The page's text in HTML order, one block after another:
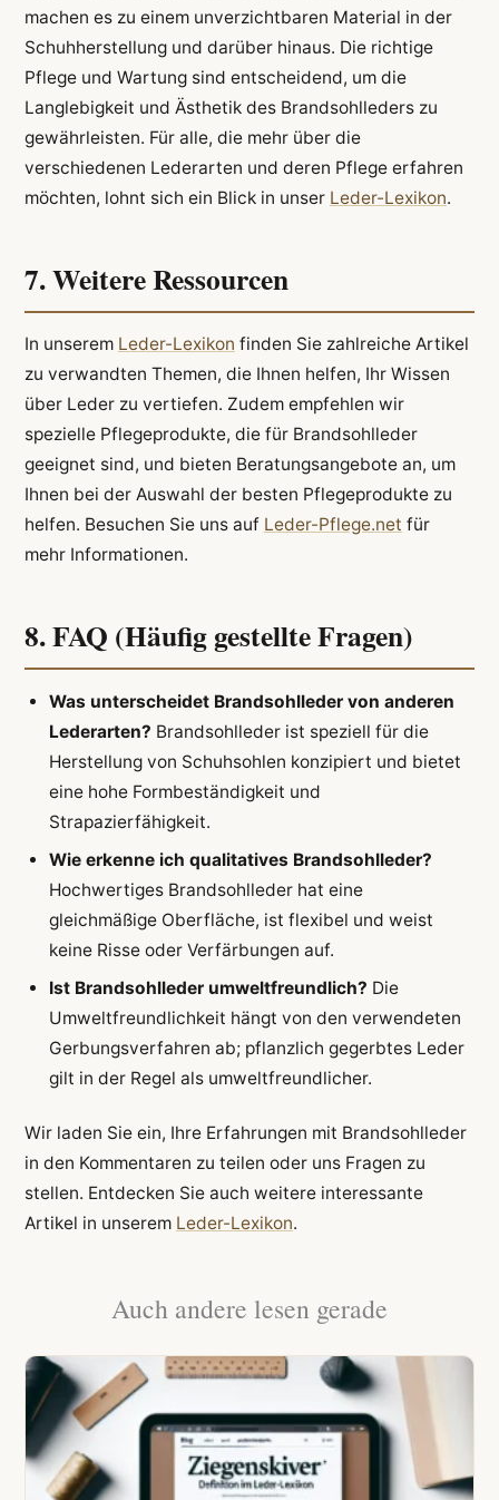
machen es zu einem unverzichtbaren Material in der
Schuhherstellung und darüber hinaus. Die richtige
Pflege und Wartung sind entscheidend, um die
Langlebigkeit und Ästhetik des Brandsohlleders zu
gewährleisten. Für alle, die mehr über die
verschiedenen Lederarten und deren Pflege erfahren
möchten, lohnt sich ein Blick in unser Leder-Lexikon.
7. Weitere Ressourcen
In unserem Leder-Lexikon finden Sie zahlreiche Artikel
zu verwandten Themen, die Ihnen helfen, Ihr Wissen
über Leder zu vertiefen. Zudem empfehlen wir
spezielle Pflegeprodukte, die für Brandsohlleder
geeignet sind, und bieten Beratungsangebote an, um
Ihnen bei der Auswahl der besten Pflegeprodukte zu
helfen. Besuchen Sie uns auf Leder-Pflege.net für
mehr Informationen.
8. FAQ (Häufig gestellte Fragen)
Was unterscheidet Brandsohlleder von anderen
Lederarten? Brandsohlleder ist speziell für die
Herstellung von Schuhsohlen konzipiert und bietet
eine hohe Formbeständigkeit und
Strapazierfähigkeit.
Wie erkenne ich qualitatives Brandsohlleder?
Hochwertiges Brandsohlleder hat eine
gleichmäßige Oberfläche, ist flexibel und weist
keine Risse oder Verfärbungen auf.
Ist Brandsohlleder umweltfreundlich? Die
Umweltfreundlichkeit hängt von den verwendeten
Gerbungsverfahren ab; pflanzlich gegerbtes Leder
gilt in der Regel als umweltfreundlicher.
Wir laden Sie ein, Ihre Erfahrungen mit Brandsohlleder
in den Kommentaren zu teilen oder uns Fragen zu
stellen. Entdecken Sie auch weitere interessante
Artikel in unserem Leder-Lexikon.
Auch andere lesen gerade